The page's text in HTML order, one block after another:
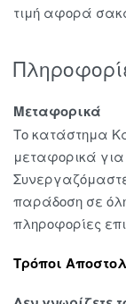
τιμή αφορά
Μεταφορικά
Το κατάστημα
μεταφορικά
παράδοση σε
πληροφορίες
Τρόποι